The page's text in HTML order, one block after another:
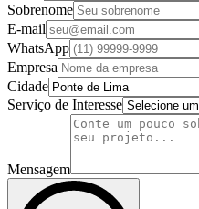
Sobrenome
E-mail
WhatsApp
Empresa
Cidade
Serviço de Interesse
Mensagem